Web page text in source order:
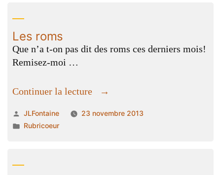
Les roms
Que n’a t-on pas dit des roms ces derniers mois!
Remisez-moi …
Continuer la lecture
« Les
Publié
par
JLFontaine
23 novembre 2013
Publié
Rubricoeur